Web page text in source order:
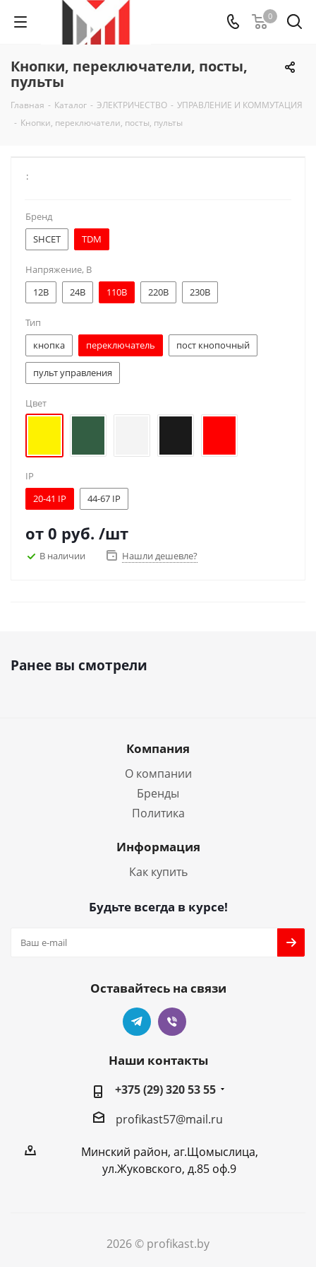
0
Кнопки, переключатели, посты,
пульты
Главная - Каталог - ЭЛЕКТРИЧЕСТВО - УПРАВЛЕНИЕ И КОММУТАЦИЯ
- Кнопки, переключатели, посты, пульты
:
Бренд
SHCET
TDM
Напряжение, В
12В
24В 110В 220В 230В
Тип
кнопка
переключатель пост кнопочный
пульт управления
Цвет
IP
20-41 IP
44-67 IP
от 0 руб. /шт
В наличии Нашли дешевле?
Ранее вы смотрели
Компания
О компании
Бренды
Политика
Информация
Как купить
Будьте всегда в курсе!
Оставайтесь на связи
Наши контакты
+375 (29) 320 53 55
profikast57@mail.ru
Минский район, аг.Щомыслица,
ул.Жуковского, д.85 оф.9
2026 © profikast.by